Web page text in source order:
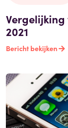
Vergelijking
2021
Bericht bekijken